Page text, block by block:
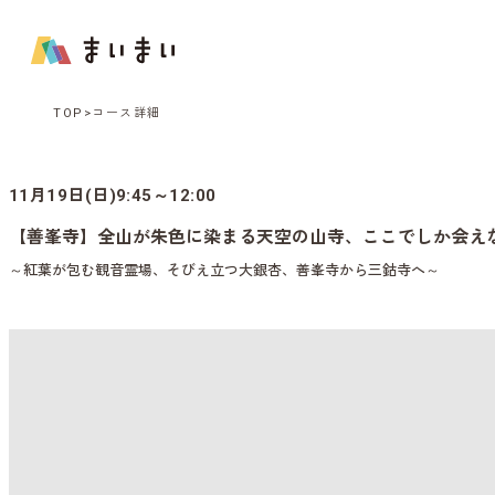
TOP コース詳細
11月19日(日)9:45～12:00
【善峯寺】全山が朱色に染まる天空の山寺、ここでしか会え
～紅葉が包む観音霊場、そびえ立つ大銀杏、善峯寺から三鈷寺へ～